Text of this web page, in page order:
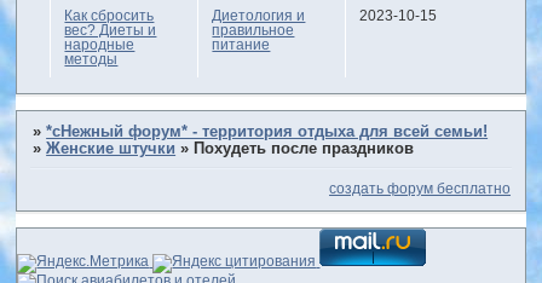
Как сбросить
веc? Диеты и
народные
методы
Диетология и
правильное
питание
2023-10-15
»*сНежный форум* - территория отдыха для всей семьи!
»Женские штучки » Похудеть после праздников
создать форум бесплатно